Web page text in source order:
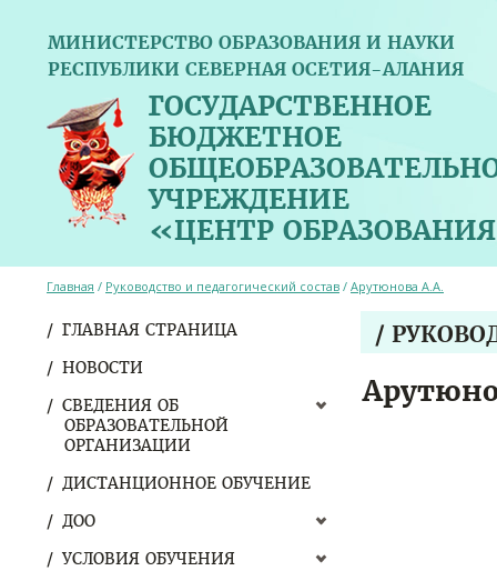
МИНИСТЕРСТВО ОБРАЗОВАНИЯ И НАУКИ
РЕСПУБЛИКИ СЕВЕРНАЯ ОСЕТИЯ-АЛАНИЯ
ГОСУДАРСТВЕННОЕ
БЮДЖЕТНОЕ
УЧРЕЖДЕНИЕ
«ЦЕНТР
ГЛАВНАЯ СТРАНИЦА
НОВОСТИ
СВЕДЕНИЯ ОБ
ОБРАЗОВАТЕЛЬНОЙ
ОРГАНИЗАЦИИ
ДИСТАНЦИОННОЕ ОБУЧЕНИЕ
ДОО
УСЛОВИЯ ОБУЧЕНИЯ
Главная / Руководство и педагогический состав / Арутюнова А.А.
/